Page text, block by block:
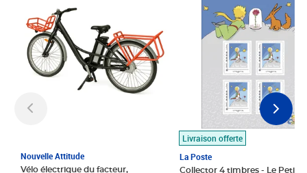
Nouvelle Attitude
Vélo électrique du facteur,
Livraison offerte
La Poste
Collector 4 timbres - Le Petit